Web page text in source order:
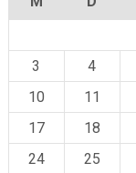
3
4
10
11
17
18
24
25